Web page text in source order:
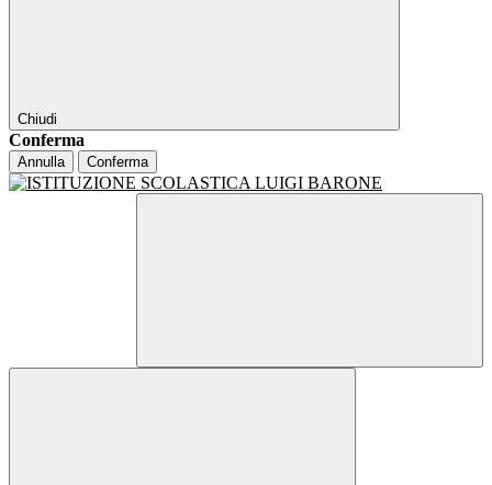
Chiudi
Conferma
Annulla Conferma